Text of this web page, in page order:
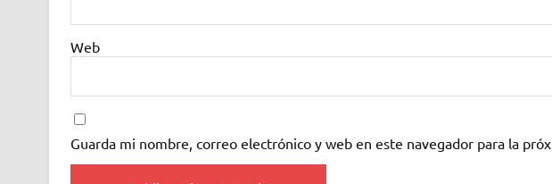
Web
Guarda mi nombre, correo electrónico y web en este navegador para la